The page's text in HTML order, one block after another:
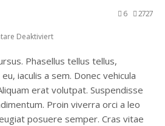
Deaktiviert
360
Focus
Is
On
Nature
View
2727
6
Phasellus tellus tellus,
iaculis a sem. Donec vehicula
erat volutpat. Suspendisse
Proin viverra orci a leo
posuere semper. Cras vitae